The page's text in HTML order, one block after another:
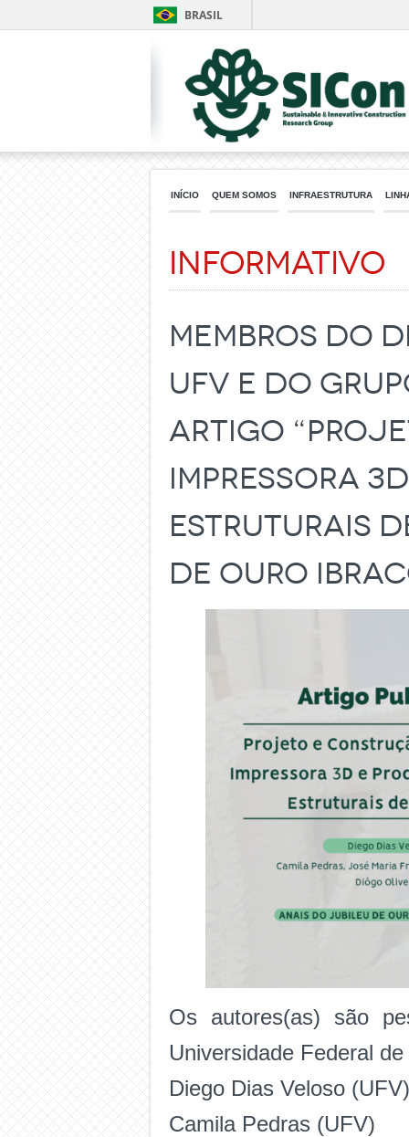
BRASIL
INÍCIO QUEM SOMOS INFRAESTRUTURA
Informativo
Membros do
UFV e do
artigo
Impressora
Estruturais
de Ouro
Os autores(as) são
Universidade Federal
Diego Dias Veloso (UFV)
Camila Pedras (UFV)